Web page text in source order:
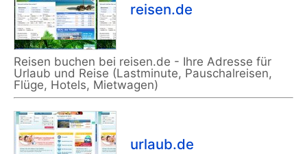
reisen.de
Reisen buchen bei reisen.de - Ihre Adresse für
Urlaub und Reise (Lastminute, Pauschalreisen,
Flüge, Hotels, Mietwagen)
urlaub.de